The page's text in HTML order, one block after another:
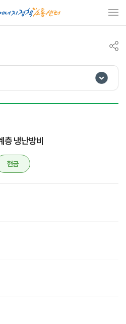
층 냉난방비
현금